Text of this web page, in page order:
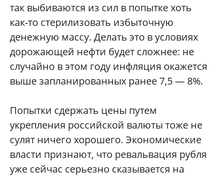
так выбиваются из сил в попытке хоть
как-то стерилизовать избыточную
денежную массу. Делать это в условиях
дорожающей нефти будет сложнее: не
случайно в этом году инфляция окажется
выше запланированных ранее 7,5 — 8%.
Попытки сдержать цены путем
укрепления российской валюты тоже не
сулят ничего хорошего. Экономические
власти признают, что ревальвация рубля
уже сейчас серьезно сказывается на